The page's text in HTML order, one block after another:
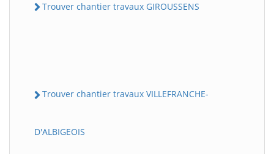
Trouver chantier travaux GIROUSSENS
Trouver chantier travaux VILLEFRANCHE-
D'ALBIGEOIS